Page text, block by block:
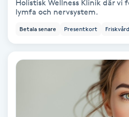
Nagelsvamp
Nagelvård
Holistisk Wellness Klinik där vi
lymfa och nervsystem.
Betala senare Presentkort Friskvård